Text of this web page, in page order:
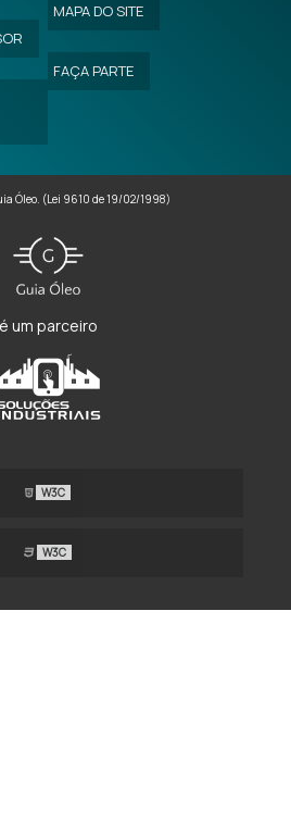
MAPA DO SITE
FAÇA PARTE
Óleo. (Lei 9610 de 19/02/1998)
é um parceiro
W3C
W3C